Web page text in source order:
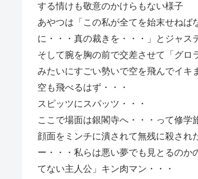
する情けも敬意のかけらもない様子
あやつは「この私が全てを始末せねば
に・・・真の裁きを・・・」とジャス
そして腕を胸の前で交差させて「グ
みたいにすごい勢いで空を飛んでイキ
空も飛べるはず・・・
スピッツにスパッツ・・・
ここで場面は銀閣寺へ・・・って修学
顔面をミンチに潰されて無残に殺され
ー・・・私らは悪い夢でも見とるの
てない主人公」キン肉マン・・・